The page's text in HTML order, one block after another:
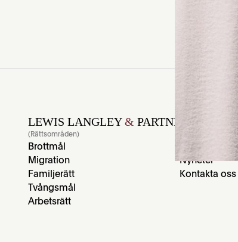
LEWIS LANGLEY& PARTNERS
(Rättsområden)
Brottmål
Migration
Familjerätt
Tvångsmål
Arbetsrätt
(LL&P)
Medarbetare
Nyheter
Kontakta oss